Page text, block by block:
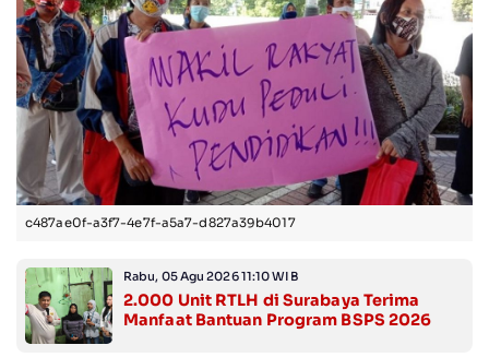
c487ae0f-a3f7-4e7f-a5a7-d827a39b4017
Rabu, 05 Agu 2026 11:10 WIB
2.000 Unit RTLH di Surabaya Terima
Manfaat Bantuan Program BSPS 2026